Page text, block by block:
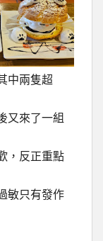
中兩隻超
又來了一組
，反正重點
敏只有發作